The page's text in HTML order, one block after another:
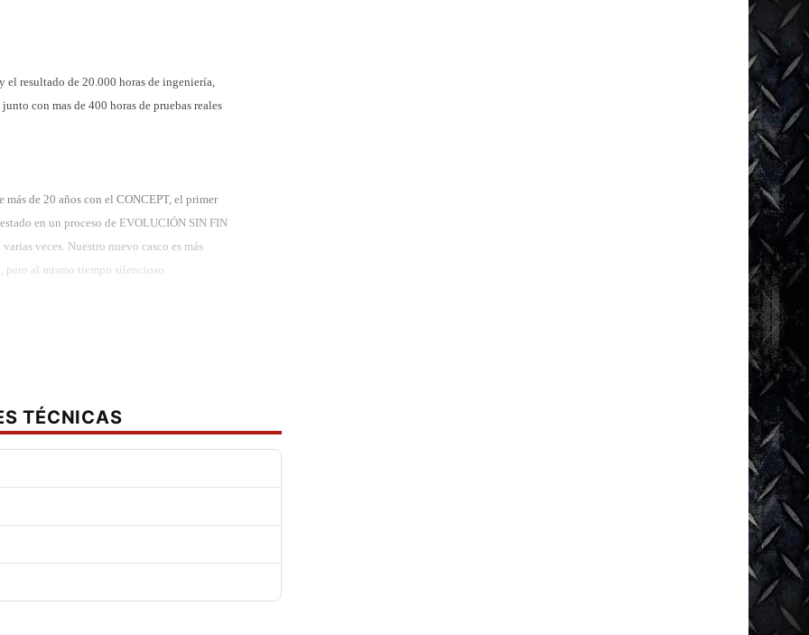
el resultado de 20.000 horas de ingeniería,
con mas de 400 horas de pruebas reales
de 20 años con el CONCEPT, el primer
en un proceso de EVOLUCIÓN SIN FIN
veces. Nuestro nuevo casco es más
pero al mismo tiempo silencioso.
el túnel de viento de la marca optimizando el
de collarín, aseguran un sellado perfecto
resultado de 85 Db a 100 km / h en una
lavable e intercambiable para una
botones ofrecen un ajuste fácil y variable
TÉCNICAS